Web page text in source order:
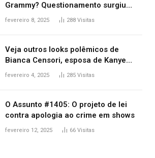
Grammy? Questionamento surgiu
após Bianca Censori, mulher de
fevereiro 8, 2025 288 Visitas
Veja outros looks polêmicos de
Bianca Censori, esposa de Kanye
West que apareceu nua no Grammy
fevereiro 4, 2025 285 Visitas
O Assunto #1405: O projeto de lei
contra apologia ao crime em shows
fevereiro 12, 2025 66 Visitas